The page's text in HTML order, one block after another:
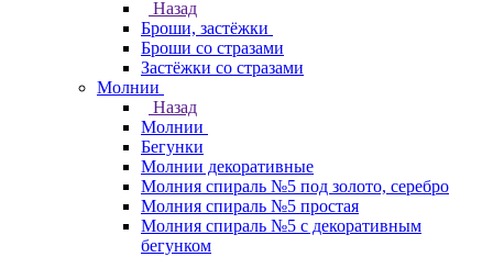
Назад
Броши, застёжки
Броши со стразами
Застёжки со стразами
Молнии
Назад
Молнии
Бегунки
Молнии декоративные
Молния спираль №5 под золото, серебро
Молния спираль №5 простая
Молния спираль №5 с декоративным
бегунком